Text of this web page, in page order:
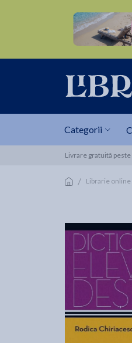
Categorii
Livrare gratuită
/ Librarie online